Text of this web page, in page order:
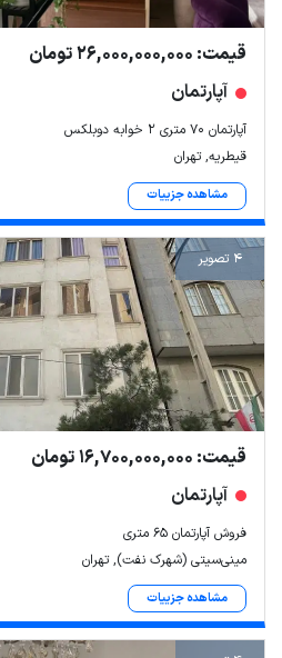
قیمت: 26,000,000,000 تومان
آپارتمان
آپارتمان ۷۰ متری ۲ خوابه دوبلکس
قیطریه, تهران
مشاهده جزییات
4 تصویر
قیمت: 16,700,000,000 تومان
آپارتمان
فروش آپارتمان ۶۵ متری
مینی‌سیتی (شهرک نفت), تهران
مشاهده جزییات